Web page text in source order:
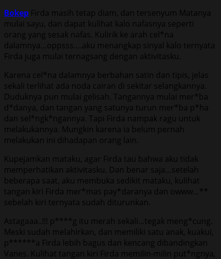
Bokep Firda masih tetap diam, dan tersenyum Matanya
mulai sayu, dan dapat kulihat kalo nafasnya seperti
orang yang sesak nafas. Kulirik ke arah cel*na
dalamnya…oppsss….aku menangkap sinyal kalo ternyata
Firda juga mulai ternagsang dengan aktivitasku.
Karena cel*na dalamnya berbahan satin dan tipis, jelas
sekali terlihat ada noda cairan di sekitar selangkannya.
Duduknya pun mulai gelisah. Tangannya mulai mer*ba
d*danya, dan tangan yang satunya turun mer*ba p*ha
dan sel*ngk*ngannya. Tapi Firda nampak ragu untuk
melakukannya. Mungkin karena ia belum pernah
melakukan ini dihadapan orang lain.
Kupejamkan mataku, agar Firda tau bahwa aku tidak
memperhatikan aktivitasku. Dan benar saja…setelah
beberapa saat, aku membuka sedikit mataku, kulihat
tangan kiri Firda mer*mas pay*daranya dan owww…**
sebelah kiri ternyata sudah diturunkan.
Astagaaa..!!! p****g itu merah sekali…tegak meng*cung.
Meski sudah melahirkan, dan memiliki satu anak, kuakui,
p******a Firda lebih bagus dan kencang dibandingkan
Vanes. Kulihat tangan kiri Firda memilin-milin put*ngnya,